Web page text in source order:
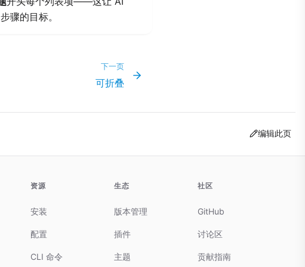
骤的目标。
下一页
可折叠
编辑此页
资源
安装
配置
CLI 命令
生态
版本管理
插件
主题
社区
GitHub
讨论区
贡献指南